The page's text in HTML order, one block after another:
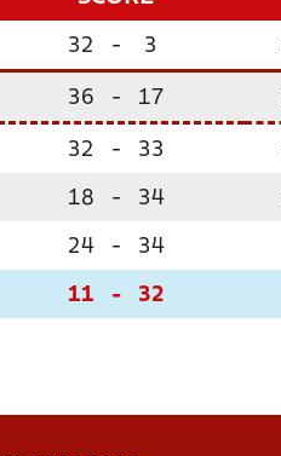
32 - 3
36 - 17
32 - 33
18 - 34
24 - 34
11 - 32